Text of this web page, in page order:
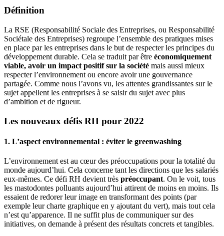
Définition
La RSE (Responsabilité Sociale des Entreprises, ou Responsabilité
Sociétale des Entreprises) regroupe l’ensemble des pratiques mises
en place par les entreprises dans le but de respecter les principes du
développement durable. Cela se traduit par être économiquement
viable, avoir un impact positif sur la société mais aussi mieux
respecter l’environnement ou encore avoir une gouvernance
partagée. Comme nous l’avons vu, les attentes grandissantes sur le
sujet appellent les entreprises à se saisir du sujet avec plus
d’ambition et de rigueur.
Les nouveaux défis RH pour 2022
1. L’aspect environnemental : éviter le greenwashing
L’environnement est au cœur des préoccupations pour la totalité du
monde aujourd’hui. Cela concerne tant les directions que les salariés
eux-mêmes. Ce défi RH devient très préoccupant. On le voit, tous
les mastodontes polluants aujourd’hui attirent de moins en moins. Ils
essaient de redorer leur image en transformant des points (par
exemple leur charte graphique en y ajoutant du vert), mais tout cela
n’est qu’apparence. Il ne suffit plus de communiquer sur des
initiatives, on demande à présent des résultats concrets et tangibles.